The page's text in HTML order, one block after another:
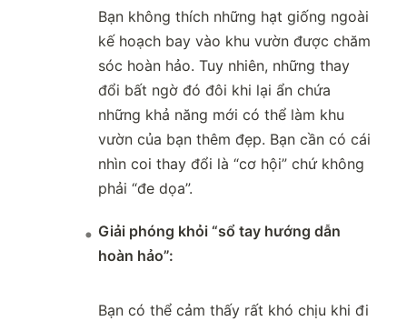
Bạn không thích những hạt giống ngoài
kế hoạch bay vào khu vườn được chăm
sóc hoàn hảo. Tuy nhiên, những thay
đổi bất ngờ đó đôi khi lại ẩn chứa
những khả năng mới có thể làm khu
vườn của bạn thêm đẹp. Bạn cần có cái
nhìn coi thay đổi là “cơ hội” chứ không
phải “đe dọa”.
Giải phóng khỏi “sổ tay hướng dẫn
hoàn hảo”:
Bạn có thể cảm thấy rất khó chịu khi đi